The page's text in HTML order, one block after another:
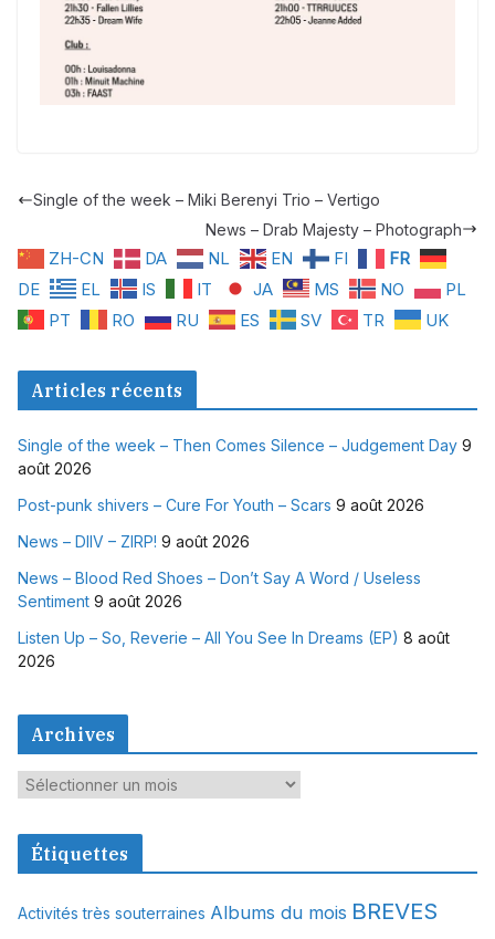
Single of the week – Miki Berenyi Trio – Vertigo
News – Drab Majesty – Photograph
ZH-CN DA NL EN FI
FR
DE
EL IS IT JA MS NO
PL
PT
RO RU ES SV TR UK
Articles récents
Single of the week – Then Comes Silence – Judgement Day 9
août 2026
Post-punk shivers – Cure For Youth – Scars 9 août 2026
News – DIIV – ZIRP! 9 août 2026
News – Blood Red Shoes – Don’t Say A Word / Useless
Sentiment 9 août 2026
Listen Up – So, Reverie – All You See In Dreams (EP) 8 août
2026
Archives
A
c
v
Étiquettes
Activités très souterraines Albums du mois BREVES